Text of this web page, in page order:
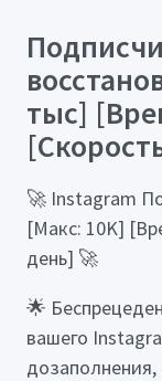
тыс]
🚀 Instagram
[Макс: 10K]
день] 🚀
🌟
вашего
дозаполнения,